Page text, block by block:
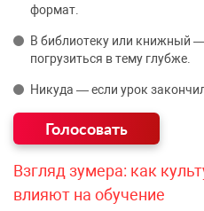
формат.
В библиотеку или книжный
погрузиться в тему глубже.
Никуда — если урок
Взгляд зумера: как
влияют на обучение